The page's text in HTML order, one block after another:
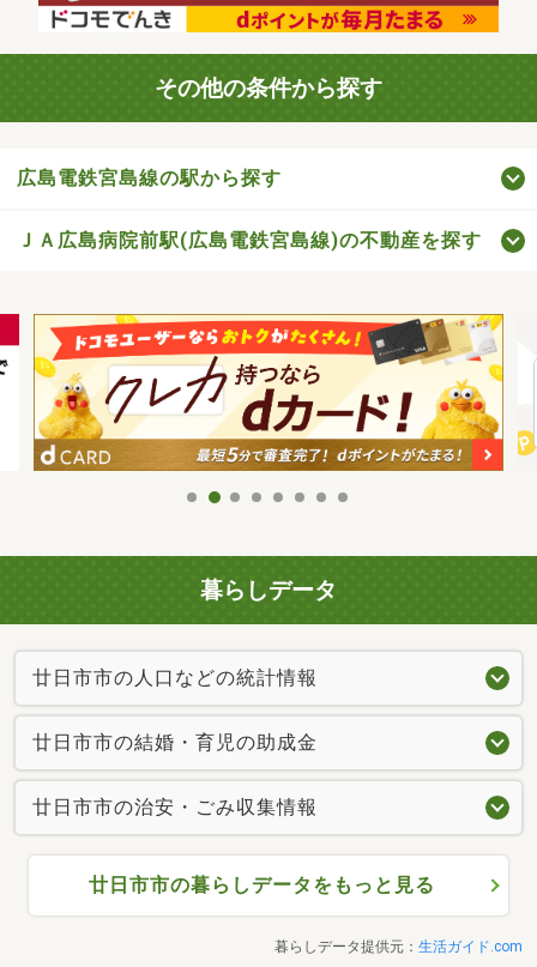
その他の条件から探す
広島電鉄宮島線の駅から探す
ＪＡ広島病院前駅(広島電鉄宮島線)の不動産を探す
暮らしデータ
廿日市市の人口などの統計情報
廿日市市の結婚・育児の助成金
廿日市市の治安・ごみ収集情報
廿日市市の暮らしデータをもっと見る
暮らしデータ提供元： 生活ガイド.com